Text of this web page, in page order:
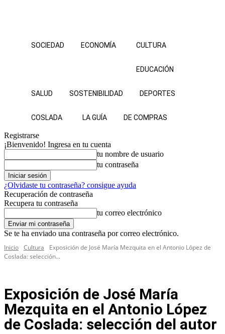
SOCIEDAD ECONOMÍA CULTURA
EDUCACIÓN
SALUD SOSTENIBILIDAD DEPORTES
COSLADA LA GUÍA DE COMPRAS
Registrarse
¡Bienvenido! Ingresa en tu cuenta
tu nombre de usuario
tu contraseña
¿Olvidaste tu contraseña? consigue ayuda
Recuperación de contraseña
Recupera tu contraseña
tu correo electrónico
Se te ha enviado una contraseña por correo electrónico.
Inicio Cultura
Exposición de José María Mezquita en el Antonio López de
Coslada: selección...
Exposición de José María
Mezquita en el Antonio López
de Coslada: selección del autor